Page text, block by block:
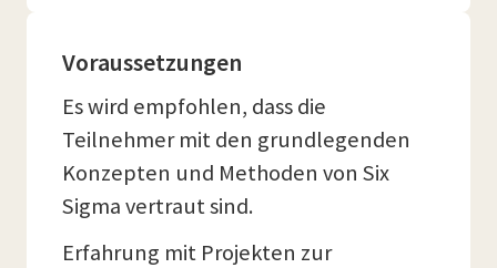
Voraussetzungen
Es wird empfohlen, dass die
Teilnehmer mit den grundlegenden
Konzepten und Methoden von Six
Sigma vertraut sind.
Erfahrung mit Projekten zur